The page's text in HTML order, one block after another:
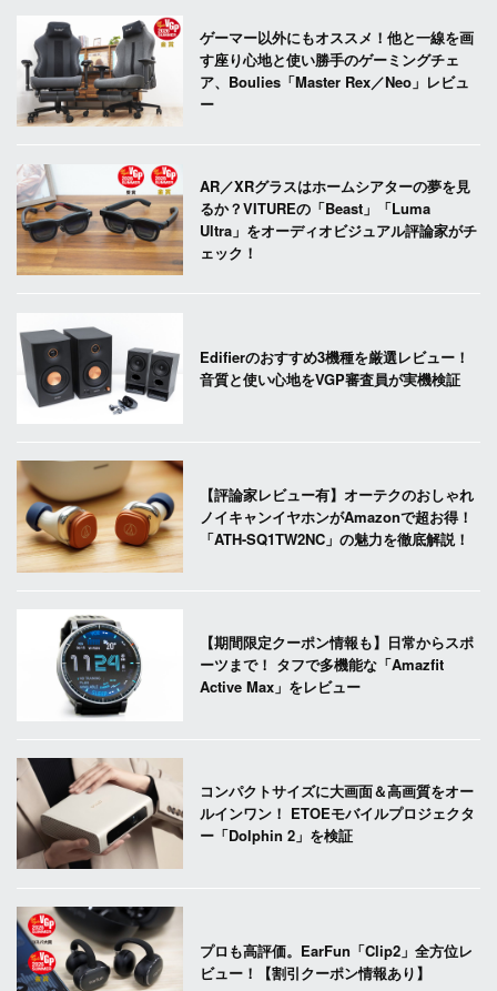
ゲーマー以外にもオススメ！他と一線を画
す座り心地と使い勝手のゲーミングチェ
ア、Boulies「Master Rex／Neo」レビュ
ー
AR／XRグラスはホームシアターの夢を見
るか？VITUREの「Beast」「Luma
Ultra」をオーディオビジュアル評論家がチ
ェック！
Edifierのおすすめ3機種を厳選レビュー！
音質と使い心地をVGP審査員が実機検証
【評論家レビュー有】オーテクのおしゃれ
ノイキャンイヤホンがAmazonで超お得！
「ATH-SQ1TW2NC」の魅力を徹底解説！
【期間限定クーポン情報も】日常からスポ
ーツまで！ タフで多機能な「Amazfit
Active Max」をレビュー
コンパクトサイズに大画面＆高画質をオー
ルインワン！ ETOEモバイルプロジェクタ
ー「Dolphin 2」を検証
プロも高評価。EarFun「Clip2」全方位レ
ビュー！【割引クーポン情報あり】